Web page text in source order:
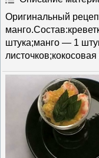
Оригинальный
штука;манго — 1